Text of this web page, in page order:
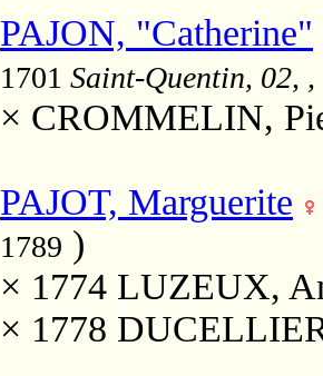
PAJON, "Catherine"
1701 Saint-Quentin, 02, ,
× CROMMELIN,
PAJOT, Marguerite
1789 )
× 1774 LUZEUX,
× 1778